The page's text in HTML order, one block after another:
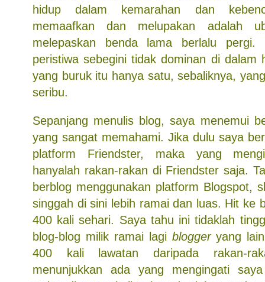
hidup dalam kemarahan dan
memaafkan dan melupakan adalah
melepaskan benda lama berlalu pergi.
peristiwa sebegini tidak dominan di dalam
yang buruk itu hanya satu, sebaliknya,
seribu.
Sepanjang menulis blog, saya menemui
yang sangat memahami. Jika dulu saya
platform Friendster, maka yang
hanyalah rakan-rakan di Friendster saja.
berblog menggunakan platform Blogspot,
singgah di sini lebih ramai dan luas. Hit ke
400 kali sehari. Saya tahu ini tidaklah
blog-blog milik ramai lagi bloggeryang
400 kali lawatan daripada rakan-
menunjukkan ada yang mengingati